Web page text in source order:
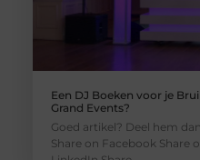
Een DJ Boeken voor je
Grand Events?
Goed artikel? Deel hem
Share on Facebook Share